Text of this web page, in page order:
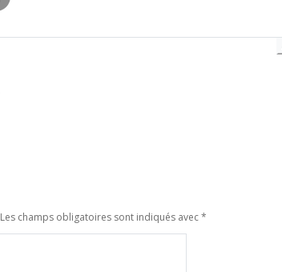
Les champs obligatoires sont indiqués avec*